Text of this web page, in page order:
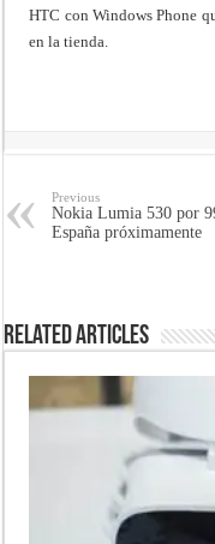
HTC con Windows Phone
en la tienda.
Previous
Nokia Lumia 530 por
España próximamente
Related Articles